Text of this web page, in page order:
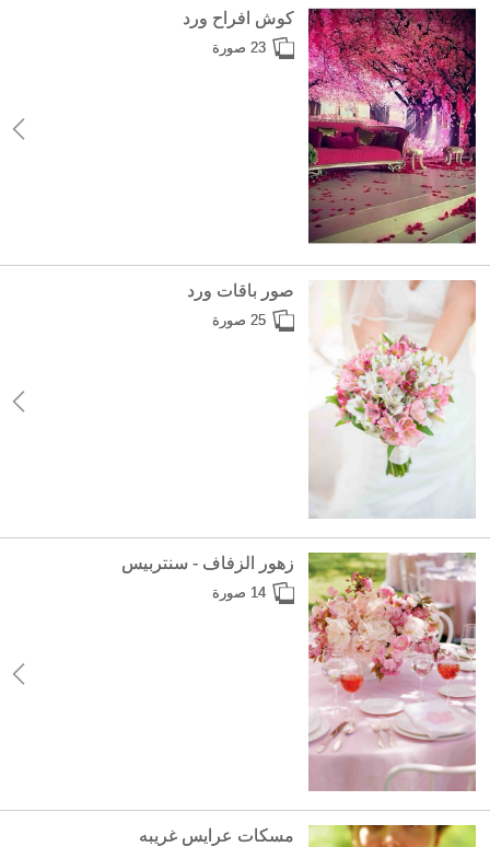
كوش افراح ورد
23 صورة
صور باقات ورد
25 صورة
زهور الزفاف - سنتربيس
14 صورة
مسكات عرايس غريبه